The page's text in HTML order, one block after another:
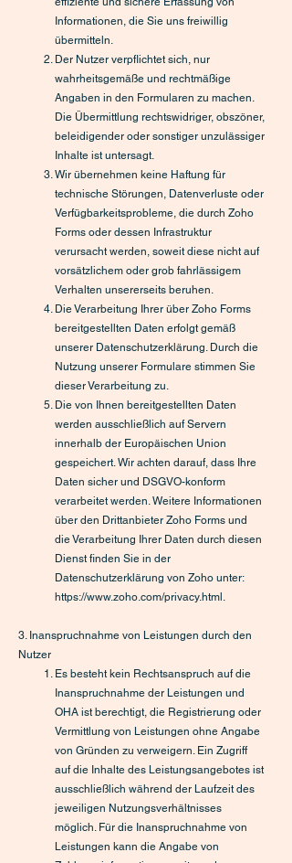
Informationen, die Sie uns freiwillig
übermitteln.
Der Nutzer verpflichtet sich, nur
wahrheitsgemäße und rechtmäßige
Angaben in den Formularen zu machen.
Die Übermittlung rechtswidriger, obszöner,
beleidigender oder sonstiger unzulässiger
Inhalte ist untersagt.
Wir übernehmen keine Haftung für
technische Störungen, Datenverluste oder
Verfügbarkeitsprobleme, die durch Zoho
Forms oder dessen Infrastruktur
verursacht werden, soweit diese nicht auf
vorsätzlichem oder grob fahrlässigem
Verhalten unsererseits beruhen.
Die Verarbeitung Ihrer über Zoho Forms
bereitgestellten Daten erfolgt gemäß
unserer Datenschutzerklärung. Durch die
Nutzung unserer Formulare stimmen Sie
dieser Verarbeitung zu.
Die von Ihnen bereitgestellten Daten
werden ausschließlich auf Servern
innerhalb der Europäischen Union
gespeichert. Wir achten darauf, dass Ihre
Daten sicher und DSGVO-konform
verarbeitet werden. Weitere Informationen
über den Drittanbieter Zoho Forms und
die Verarbeitung Ihrer Daten durch diesen
Dienst finden Sie in der
Datenschutzerklärung von Zoho unter:
https://www.zoho.com/privacy.html.
3. Inanspruchnahme von Leistungen durch den
Nutzer
Es besteht kein Rechtsanspruch auf die
Inanspruchnahme der Leistungen und
OHA ist berechtigt, die Registrierung oder
Vermittlung von Leistungen ohne Angabe
von Gründen zu verweigern. Ein Zugriff
auf die Inhalte des Leistungsangebotes ist
ausschließlich während der Laufzeit des
jeweiligen Nutzungsverhältnisses
möglich. Für die Inanspruchnahme von
Leistungen kann die Angabe von